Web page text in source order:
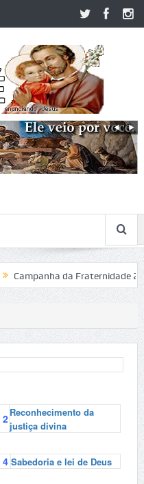
Campanha da Fraternidade 2020
2Reconhecimento da
justiça divina
4 Sabedoria e lei de Deus